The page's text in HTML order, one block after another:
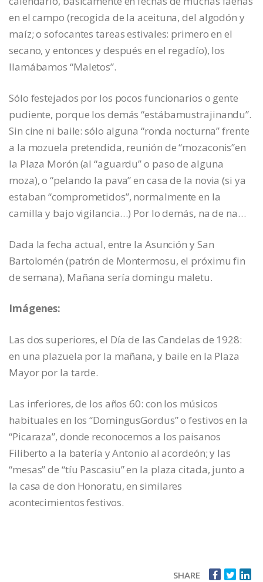
en el campo (recogida de la aceituna, del algodón y
maíz; o sofocantes tareas estivales: primero en el
secano, y entonces y después en el regadío), los
llamábamos “Maletos”.
Sólo festejados por los pocos funcionarios o gente
pudiente, porque los demás “estábamustrajinandu”.
Sin cine ni baile: sólo alguna “ronda nocturna” frente
a la mozuela pretendida, reunión de “mozaconis”en
la Plaza Morón (al “aguardu” o paso de alguna
moza), o “pelando la pava” en casa de la novia (si ya
estaban “comprometidos”, normalmente en la
camilla y bajo vigilancia…) Por lo demás, na de na…
Dada la fecha actual, entre la Asunción y San
Bartolomén (patrón de Montermosu, el próximu fin
de semana), Mañana sería domingu maletu.
Imágenes:
Las dos superiores, el Día de las Candelas de 1928:
en una plazuela por la mañana, y baile en la Plaza
Mayor por la tarde.
Las inferiores, de los años 60: con los músicos
habituales en los “DomingusGordus” o festivos en la
“Picaraza”, donde reconocemos a los paisanos
Filiberto a la batería y Antonio al acordeón; y las
“mesas” de “tíu Pascasiu” en la plaza citada, junto a
la casa de don Honoratu, en similares
acontecimientos festivos.
SHARE